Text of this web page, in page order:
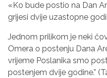
«Ko bude postio na Dan
grijesi dvije uzastopne
Jednom prilikom je neki
Omera o postenju Dana
vrijeme Poslanika smo
postenjem dvije godine.”